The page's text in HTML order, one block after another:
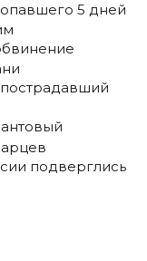
5 дней
подверглись